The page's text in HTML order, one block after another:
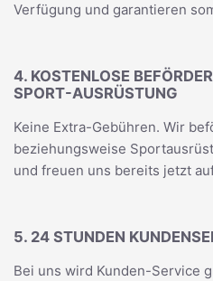
Verfügung und garantieren
4. KOSTENLOSE
SPORT-AUSRÜSTUNG
Keine Extra-Gebühren. Wir
beziehungsweise
und freuen uns bereits jetzt
5. 24 STUNDEN
Bei uns wird Kunden-Service